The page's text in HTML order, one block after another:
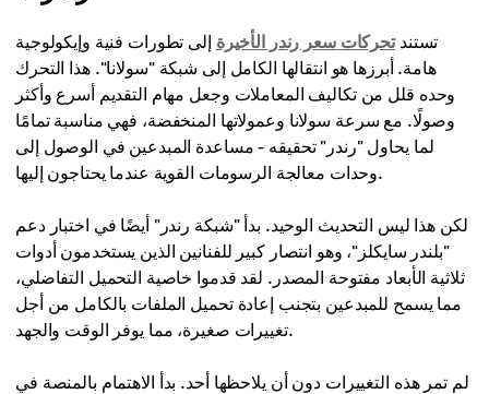
تستندتحركات سعر رندر الأخيرة إلى تطورات فنية وإيكولوجية
هامة. أبرزها هو انتقالها الكامل إلى شبكة "سولانا". هذا التحرك
وحده قلل من تكاليف المعاملات وجعل مهام التقديم أسرع وأكثر
وصولًا. مع سرعة سولانا وعمولاتها المنخفضة، فهي مناسبة تمامًا
لما يحاول "رندر" تحقيقه - مساعدة المبدعين في الوصول إلى
وحدات معالجة الرسومات القوية عندما يحتاجون إليها.
لكن هذا ليس التحديث الوحيد. بدأ "شبكة رندر" أيضًا في اختبار دعم
"بلندر سايكلز"، وهو انتصار كبير للفنانين الذين يستخدمون أدوات
ثلاثية الأبعاد مفتوحة المصدر. لقد قدموا خاصية التحميل التفاضلي،
مما يسمح للمبدعين بتجنب إعادة تحميل الملفات بالكامل من أجل
تغييرات صغيرة، مما يوفر الوقت والجهد.
لم تمر هذه التغييرات دون أن يلاحظها أحد. بدأ الاهتمام بالمنصة في